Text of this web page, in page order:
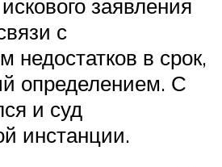
заявления
с
недостатков в срок,
определением. С
и суд
инстанции.